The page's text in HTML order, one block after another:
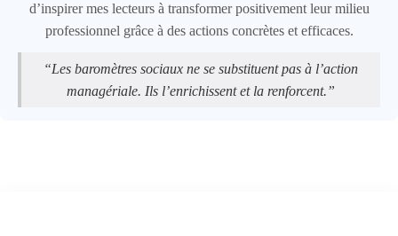
d’inspirer mes lecteurs à transformer positivement leur milieu
professionnel grâce à des actions concrètes et efficaces.
“Les baromètres sociaux ne se substituent pas à l’action
managériale. Ils l’enrichissent et la renforcent.”